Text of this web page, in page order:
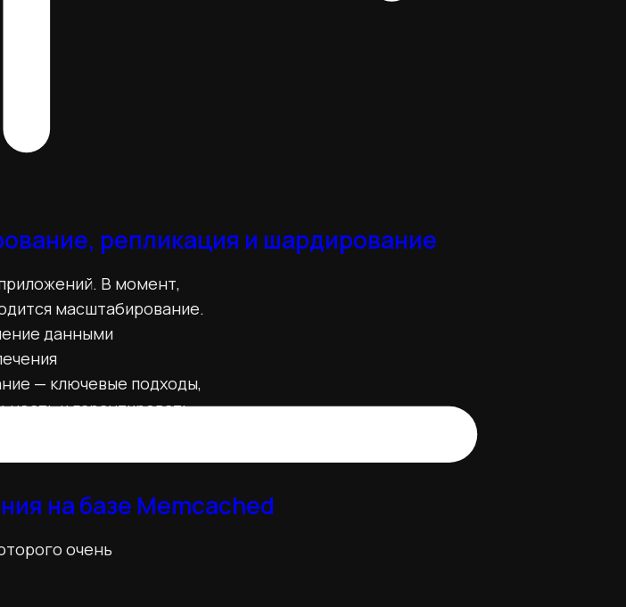
репликация и шардирование
В момент,
масштабирование.
данными
— ключевые подходы,
и гарантировать
на базе Memcached
очень